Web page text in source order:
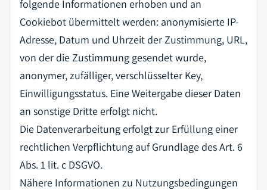
folgende Informationen erhoben und an
Cookiebot übermittelt werden: anonymisierte IP-
Adresse, Datum und Uhrzeit der Zustimmung, URL,
von der die Zustimmung gesendet wurde,
anonymer, zufälliger, verschlüsselter Key,
Einwilligungsstatus. Eine Weitergabe dieser Daten
an sonstige Dritte erfolgt nicht.
Die Datenverarbeitung erfolgt zur Erfüllung einer
rechtlichen Verpflichtung auf Grundlage des Art. 6
Abs. 1 lit. c DSGVO.
Nähere Informationen zu Nutzungsbedingungen